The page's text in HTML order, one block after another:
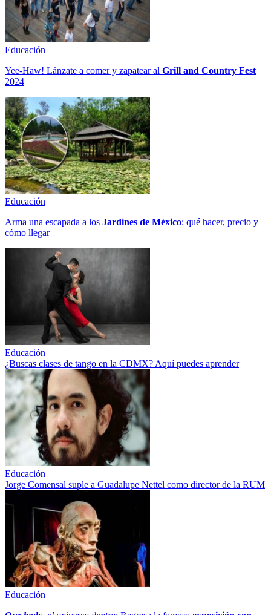
Educación
Yee-Haw! Lánzate a comer y zapatear al Grill and Country Fest
2024
Educación
Arma una escapada a los Jardines de México: qué hacer, precio y
cómo llegar
Educación
¿Buscas clases de tango en la CDMX? Aquí puedes aprender
Educación
Jorge Comensal suple a Guadalupe Nettel como director de la RUM
Educación